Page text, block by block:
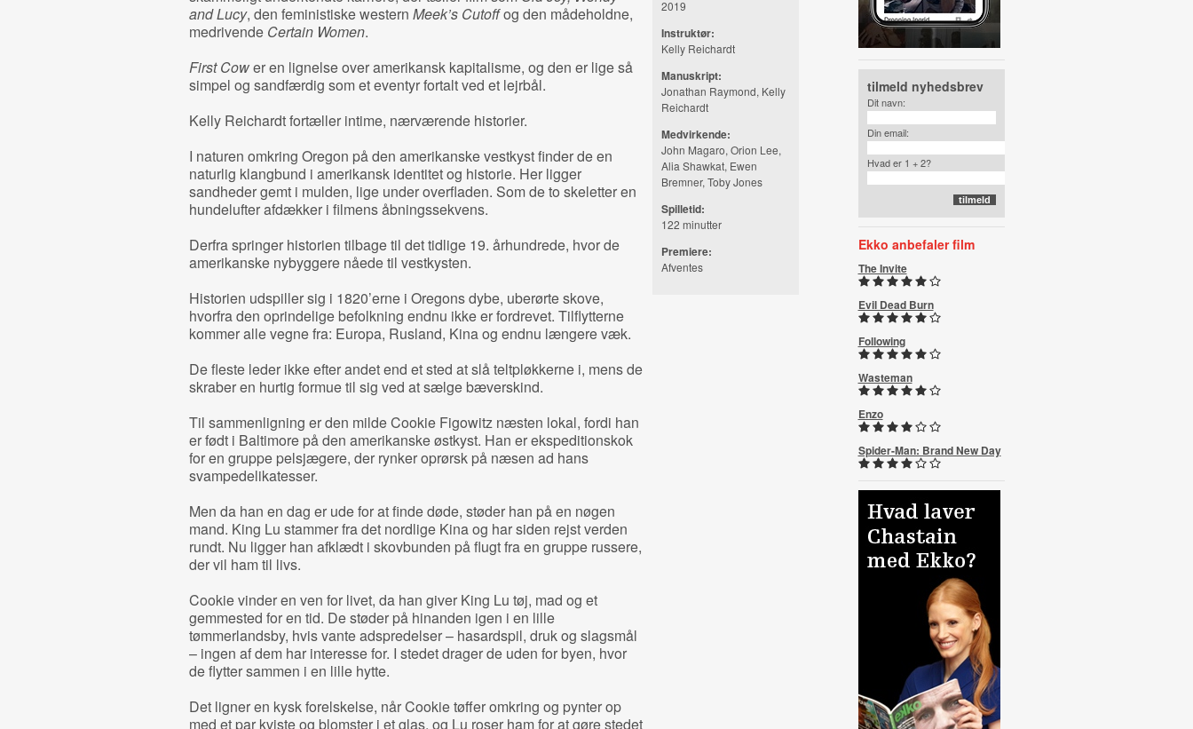
and Lucy, den feministiske western Meek’s Cutoffog den mådeholdne,
medrivende Certain Women.
First Cower en lignelse over amerikansk kapitalisme, og den er lige så
simpel og sandfærdig som et eventyr fortalt ved et lejrbål.
Kelly Reichardt fortæller intime, nærværende historier.
I naturen omkring Oregon på den amerikanske vestkyst finder de en
naturlig klangbund i amerikansk identitet og historie. Her ligger
sandheder gemt i mulden, lige under overfladen. Som de to skeletter en
hundelufter afdækker i filmens åbningssekvens.
Derfra springer historien tilbage til det tidlige 19. århundrede, hvor de
amerikanske nybyggere nåede til vestkysten.
Historien udspiller sig i 1820’erne i Oregons dybe, uberørte skove,
hvorfra den oprindelige befolkning endnu ikke er fordrevet. Tilflytterne
kommer alle vegne fra: Europa, Rusland, Kina og endnu længere væk.
De fleste leder ikke efter andet end et sted at slå teltpløkkerne i, mens de
skraber en hurtig formue til sig ved at sælge bæverskind.
Til sammenligning er den milde Cookie Figowitz næsten lokal, fordi han
er født i Baltimore på den amerikanske østkyst. Han er ekspeditionskok
for en gruppe pelsjægere, der rynker oprørsk på næsen ad hans
svampedelikatesser.
Men da han en dag er ude for at finde døde, støder han på en nøgen
mand. King Lu stammer fra det nordlige Kina og har siden rejst verden
rundt. Nu ligger han afklædt i skovbunden på flugt fra en gruppe russere,
der vil ham til livs.
Cookie vinder en ven for livet, da han giver King Lu tøj, mad og et
gemmested for en tid. De støder på hinanden igen i en lille
tømmerlandsby, hvis vante adspredelser – hasardspil, druk og slagsmål
– ingen af dem har interesse for. I stedet drager de uden for byen, hvor
de flytter sammen i en lille hytte.
Det ligner en kysk forelskelse, når Cookie tøffer omkring og pynter op
med et par kviste og blomster i et glas, og Lu roser ham for at gøre stedet
2019
Instruktør:
Kelly Reichardt
Manuskript:
Jonathan Raymond, Kelly
Reichardt
Medvirkende:
John Magaro, Orion Lee,
Alia Shawkat, Ewen
Bremner, Toby Jones
Spilletid:
122 minutter
Premiere:
Afventes
tilmeld nyhedsbrev
Dit navn:
Din email:
Hvad er 1 + 2?
Ekko anbefaler film
The Invite
Evil Dead Burn
Following
Wasteman
Enzo
Spider-Man: Brand New Day